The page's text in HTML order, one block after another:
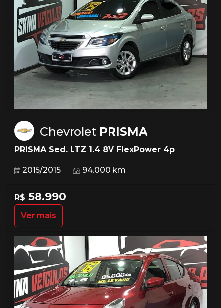
Chevrolet PRISMA
PRISMA Sed. LTZ 1.4 8V FlexPower 4p
2015/2015 94.000 km
R$ 58.990
Ver mais